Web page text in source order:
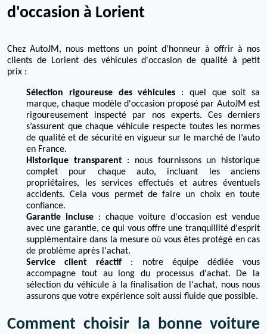
d'occasion à Lorient
Chez AutoJM, nous mettons un point d'honneur à offrir à nos
clients de Lorient des véhicules d'occasion de qualité à petit
prix :
Sélection rigoureuse des véhicules : quel que soit sa
marque, chaque modèle d'occasion proposé par AutoJM est
rigoureusement inspecté par nos experts. Ces derniers
s’assurent que chaque véhicule respecte toutes les normes
de qualité et de sécurité en vigueur sur le marché de l’auto
en France.
Historique transparent: nous fournissons un historique
complet pour chaque auto, incluant les anciens
propriétaires, les services effectués et autres éventuels
accidents. Cela vous permet de faire un choix en toute
confiance.
Garantie incluse : chaque voiture d'occasion est vendue
avec une garantie, ce qui vous offre une tranquillité d'esprit
supplémentaire dans la mesure où vous êtes protégé en cas
de problème après l'achat.
Service client réactif : notre équipe dédiée vous
accompagne tout au long du processus d'achat. De la
sélection du véhicule à la finalisation de l'achat, nous nous
assurons que votre expérience soit aussi fluide que possible.
Comment choisir la bonne voiture